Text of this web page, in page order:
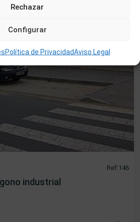
Rechazar
Configurar
Política de PrivacidadAviso Legal
industrial
Ref:146